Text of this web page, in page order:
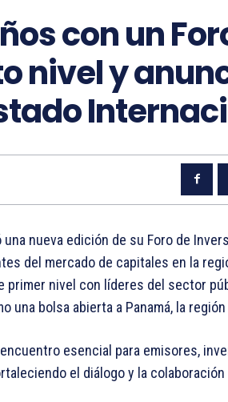
con un
nivel y
nueva edición de su Foro de
del mercado de capitales en la
primer nivel con líderes del sector
bolsa abierta a Panamá, la región
esencial para emisores,
el diálogo y la colaboración